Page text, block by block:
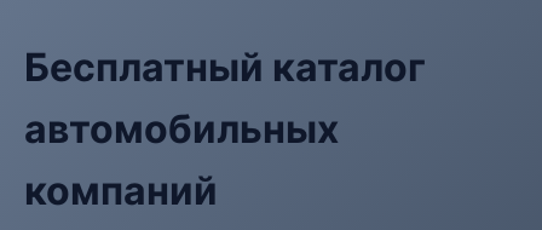
Бесплатный каталог
автомобильных
компаний